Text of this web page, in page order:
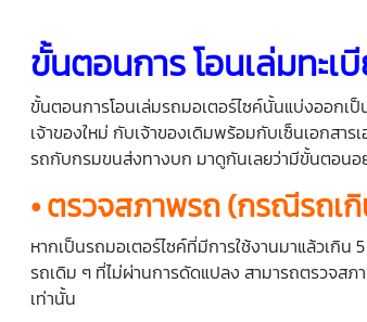
ขั้นตอนการโอนเล่มทะเ
ขั้นตอนการโอนเล่มรถมอเตอร์ไซค์นั้นแบ่งออกเป็
เจ้าของใหม่ กับเจ้าของเดิมพร้อมกับเซ็นเอกสาร
รถกับกรมขนส่งทางบก มาดูกันเลยว่ามีขั้นตอนอ
• ตรวจสภาพรถ(กรณีรถเ
หากเป็นรถมอเตอร์ไซค์ที่มีการใช้งานมาแล้วเกิน
รถเดิม ๆ ที่ไม่ผ่านการดัดแปลง สามารถตรวจส
เท่านั้น